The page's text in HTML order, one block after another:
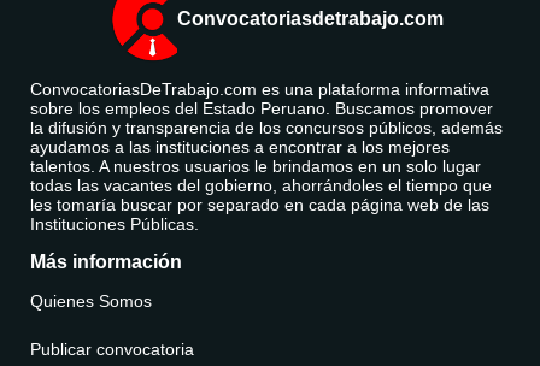
Convocatoriasdetrabajo.com
ConvocatoriasDeTrabajo.com es una plataforma informativa
sobre los empleos del Estado Peruano. Buscamos promover
la difusión y transparencia de los concursos públicos, además
ayudamos a las instituciones a encontrar a los mejores
talentos. A nuestros usuarios le brindamos en un solo lugar
todas las vacantes del gobierno, ahorrándoles el tiempo que
les tomaría buscar por separado en cada página web de las
Instituciones Públicas.
Más información
Quienes Somos
Publicar convocatoria